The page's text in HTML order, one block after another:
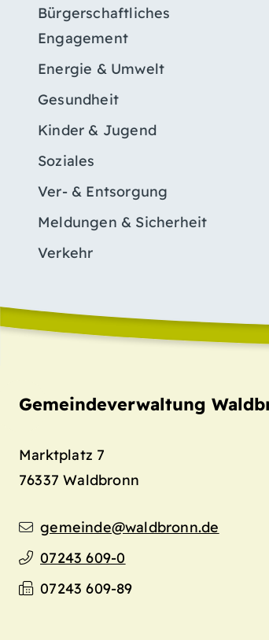
Bürgerschaftliches
Engagement
Energie & Umwelt
Gesundheit
Kinder & Jugend
Soziales
Ver- & Entsorgung
Meldungen & Sicherheit
Verkehr
Gemeindeverwaltung
Marktplatz 7
76337 Waldbronn
gemeinde@waldbronn.de
07243 609-0
07243 609-89